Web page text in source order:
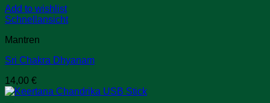
Add to wishlist
Schnellansicht
Mantren
Sri Chakra Dhyanam
14,00 €